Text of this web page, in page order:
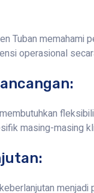
Tuban
operasional
masing-masing